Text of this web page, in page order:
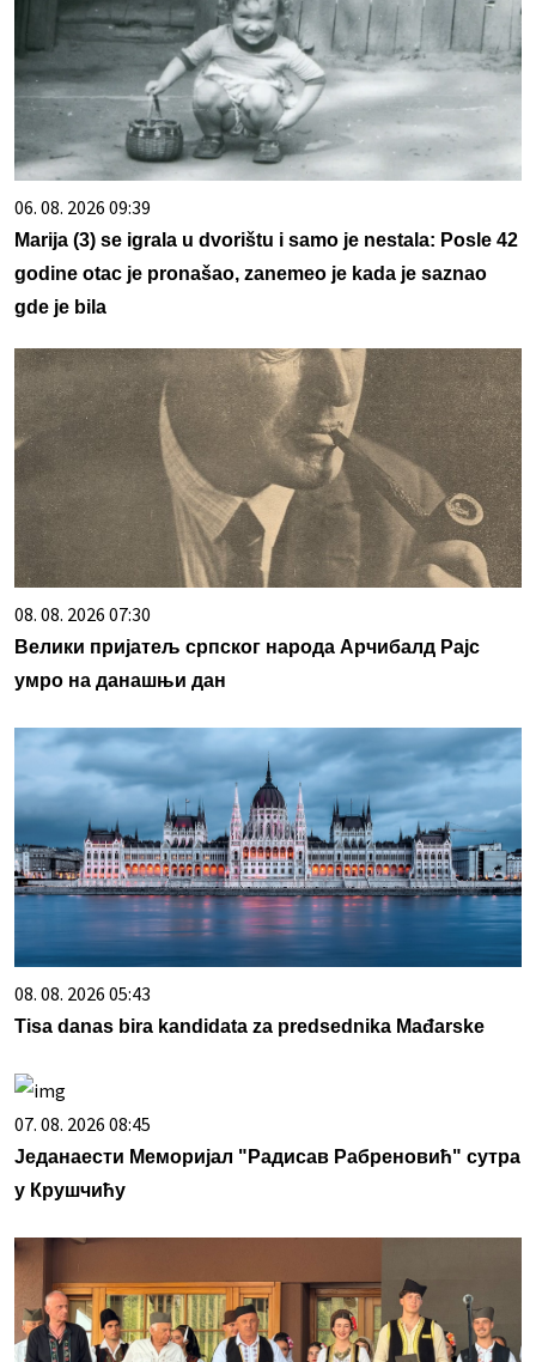
06. 08. 2026 09:39
Marija (3) se igrala u dvorištu i samo je nestala: Posle 42
godine otac je pronašao, zanemeo je kada je saznao
gde je bila
08. 08. 2026 07:30
Велики пријатељ српског народа Арчибалд Рајс
умро на данашњи дан
08. 08. 2026 05:43
Tisa danas bira kandidata za predsednika Mađarske
07. 08. 2026 08:45
Једанаести Меморијал "Радисав Рабреновић" сутра
у Крушчићу